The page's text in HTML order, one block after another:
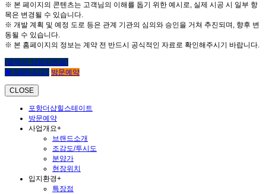
※ 본 페이지의 콘텐츠는 고객님의 이해를 돕기 위한 예시로, 실제 시공 시 일부 항
목은 변경될 수 있습니다.
※ 개발 계획 및 예정 도로 등은 관계 기관의 심의와 승인을 거쳐 추진되며, 향후 변
동될 수 있습니다.
※ 본 홈페이지의 정보는 계약 전 반드시 공식적인 자료로 확인해주시기 바랍니다.
(클릭시 상담사연결)
☎ 1800-6127 방문예약
CLOSE
포항더샵힐스테이트
방문예약
사업개요+
브랜드소개
조감도/투시도
분양가
현장위치
입지환경+
특장점